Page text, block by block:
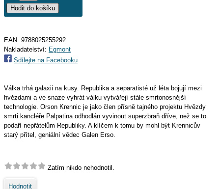
EAN: 9788025255292
Nakladatelství: Egmont
Sdílejte na Facebooku
Válka trhá galaxii na kusy. Republika a separatisté už léta bojují mezi
hvězdami a ve snaze vyhrát válku vytvářejí stále smrtonosnější
technologie. Orson Krennic je jako člen přísně tajného projektu Hvězdy
smrti kancléře Palpatina odhodlán vyvinout superzbraň dříve, než se to
podaří nepřátelům Republiky. A klíčem k tomu by mohl být Krennicův
starý přítel, geniální vědec Galen Erso.
Zatím nikdo nehodnotil.
Hodnotit